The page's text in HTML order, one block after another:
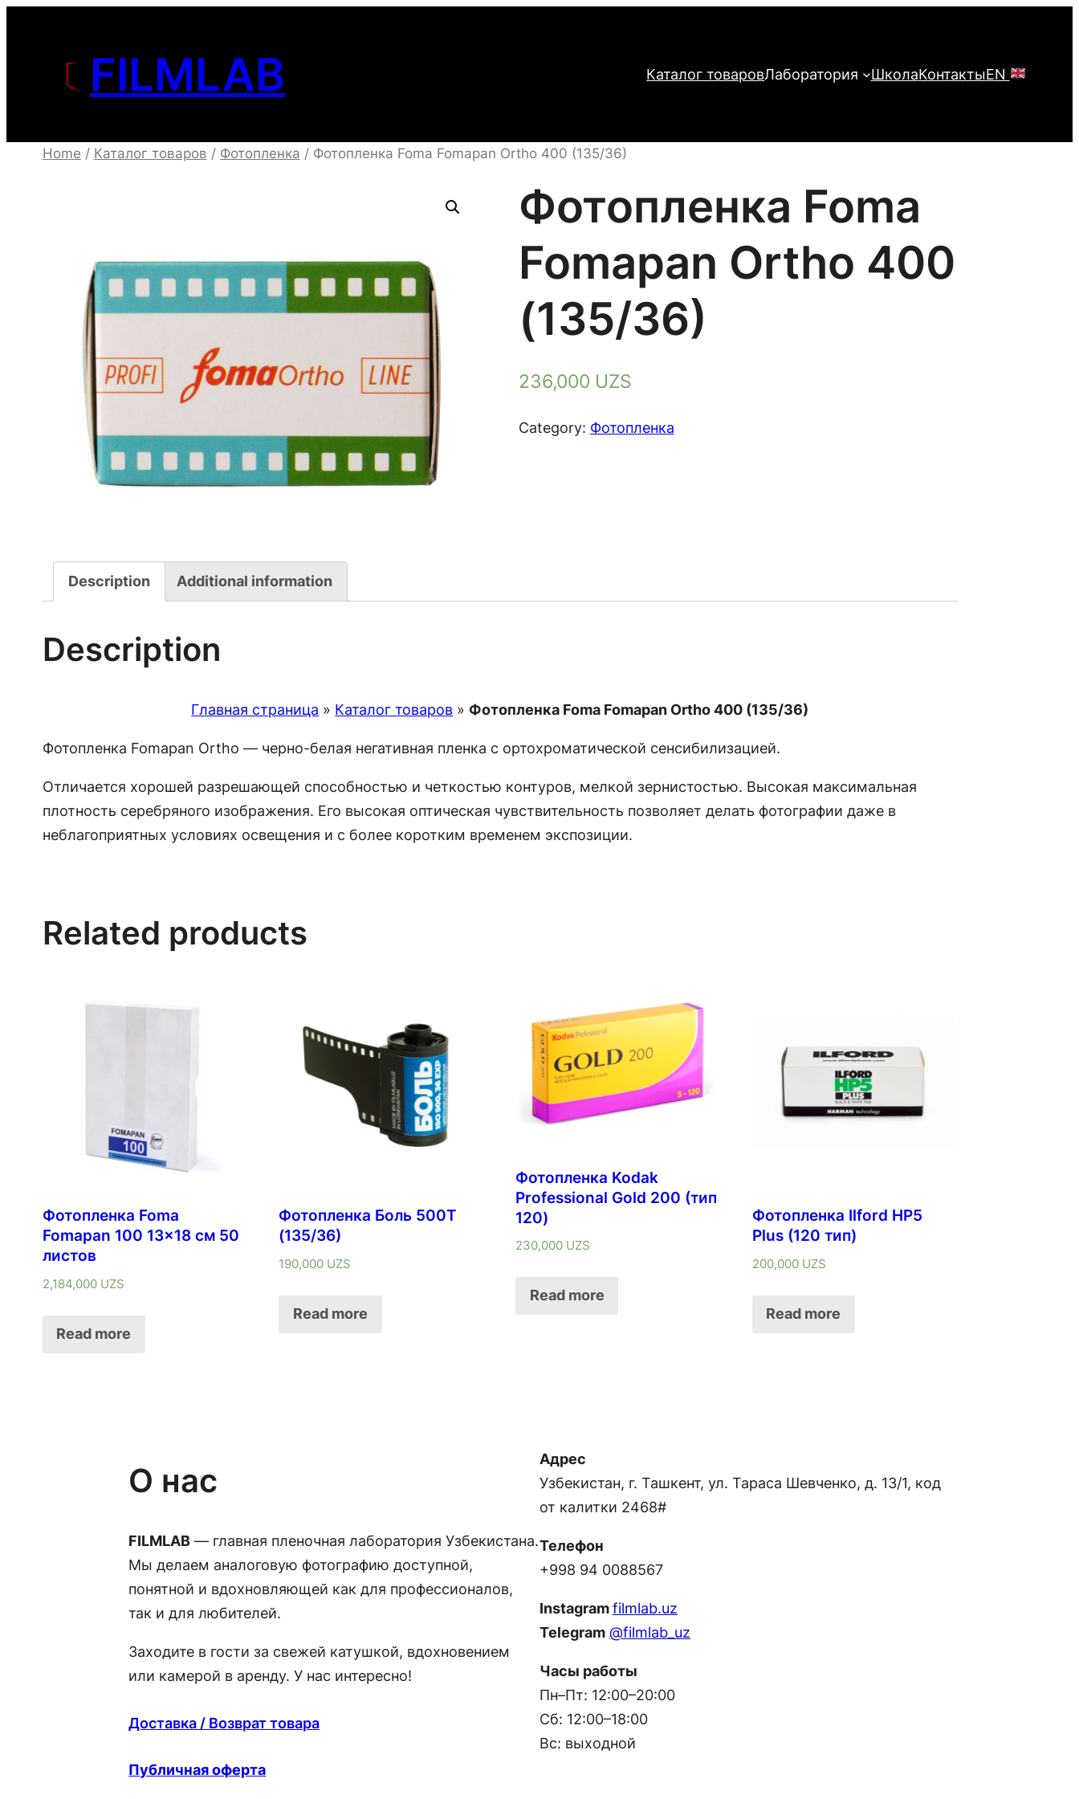
содержимомуFILMLAB Каталог товаровЛаборатория ШколаКонтактыEN
Home / Каталог товаров / Фотопленка / Фотопленка Foma Fomapan Ortho 400 (135/36)
Фотопленка Foma
Fomapan Ortho 400
(135/36)
236,000 UZS
Category: Фотопленка
Description Additional information
Description
Главная страница » Каталог товаров » Фотопленка Foma Fomapan Ortho 400 (135/36)
Фотопленка Fomapan Ortho — черно-белая негативная пленка с ортохроматической сенсибилизацией.
Отличается хорошей разрешающей способностью и четкостью контуров, мелкой зернистостью. Высокая максимальная
плотность серебряного изображения. Его высокая оптическая чувствительность позволяет делать фотографии даже в
неблагоприятных условиях освещения и с более коротким временем экспозиции.
Related products
Фотопленка Foma
Fomapan 100 13×18 см 50
листов
2,184,000 UZS
Read more
Фотопленка Боль 500T
(135/36)
190,000 UZS
Read more
Фотопленка Kodak
Professional Gold 200 (тип
120)
230,000 UZS
Read more
Фотопленка Ilford HP5
Plus (120 тип)
200,000 UZS
Read more
О нас
FILMLAB — главная пленочная лаборатория Узбекистана.
Мы делаем аналоговую фотографию доступной,
понятной и вдохновляющей как для профессионалов,
так и для любителей.
Заходите в гости за свежей катушкой, вдохновением
или камерой в аренду. У нас интересно!
Доставка / Возврат товара
Публичная оферта
Адрес
Узбекистан, г. Ташкент, ул. Тараса Шевченко, д. 13/1, код
от калитки 2468#
Телефон
+998 94 0088567
Instagramfilmlab.uz
Telegram @filmlab_uz
Часы работы
Пн–Пт: 12:00–20:00
Сб: 12:00–18:00
Вс: выходной